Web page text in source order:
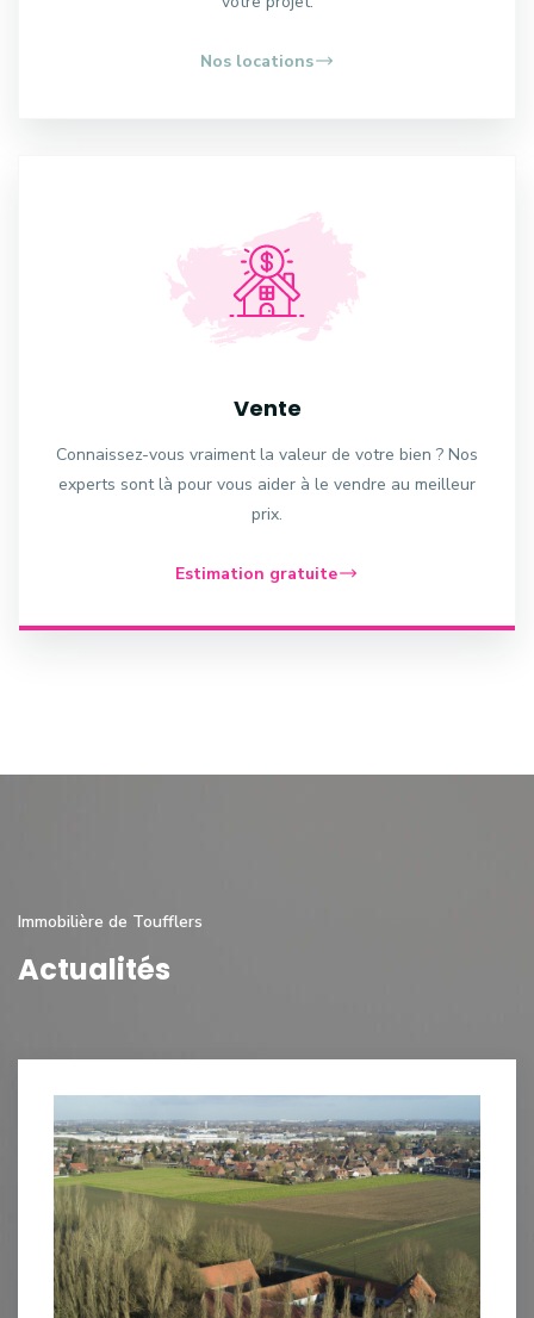
Nos locations
Vente
Connaissez-vous vraiment la valeur de votre bien ? Nos
experts sont là pour vous aider à le vendre au meilleur
prix.
Estimation gratuite
Immobilière de Toufflers
Actualités